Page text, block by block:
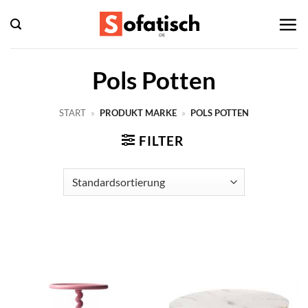
Inhalt
springen
Pols Potten
START » PRODUKT MARKE » POLS POTTEN
FILTER